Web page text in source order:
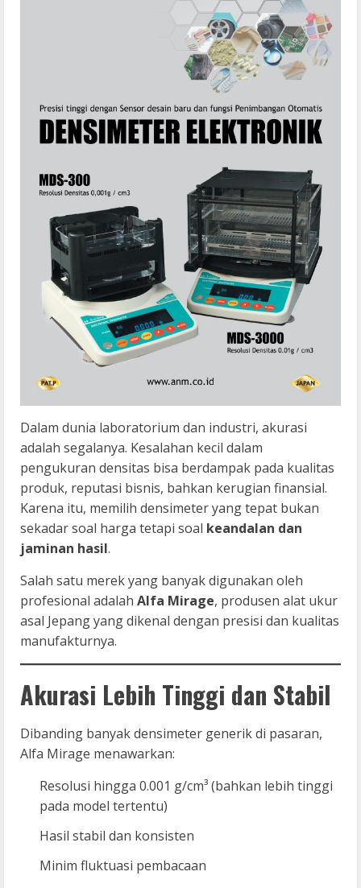
Dalam dunia laboratorium dan industri, akurasi
adalah segalanya. Kesalahan kecil dalam
pengukuran densitas bisa berdampak pada kualitas
produk, reputasi bisnis, bahkan kerugian finansial.
Karena itu, memilih densimeter yang tepat bukan
sekadar soal harga tetapi soal keandalan dan
jaminan hasil.
Salah satu merek yang banyak digunakan oleh
profesional adalah Alfa Mirage, produsen alat ukur
asal Jepang yang dikenal dengan presisi dan kualitas
manufakturnya.
Akurasi Lebih Tinggi dan Stabil
Dibanding banyak densimeter generik di pasaran,
Alfa Mirage menawarkan:
Resolusi hingga 0.001 g/cm³ (bahkan lebih tinggi
pada model tertentu)
Hasil stabil dan konsisten
Minim fluktuasi pembacaan